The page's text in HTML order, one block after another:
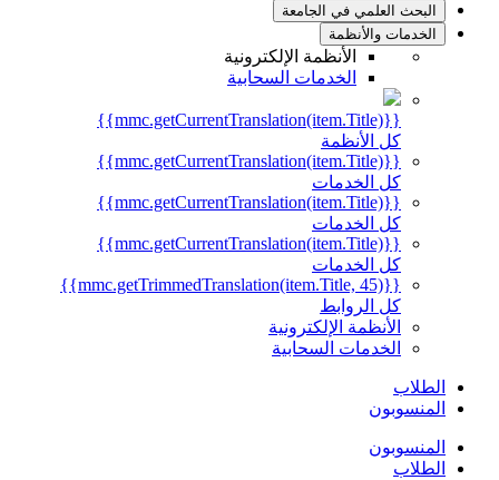
البحث العلمي في الجامعة
الخدمات والأنظمة
الأنظمة الإلكترونية
الخدمات السحابية
{{mmc.getCurrentTranslation(item.Title)}}
كل الأنظمة
{{mmc.getCurrentTranslation(item.Title)}}
كل الخدمات
{{mmc.getCurrentTranslation(item.Title)}}
كل الخدمات
{{mmc.getCurrentTranslation(item.Title)}}
كل الخدمات
{{mmc.getTrimmedTranslation(item.Title, 45)}}
كل الروابط
الأنظمة الإلكترونية
الخدمات السحابية
الطلاب
المنسوبون
المنسوبون
الطلاب